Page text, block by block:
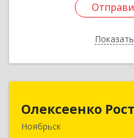
Олексеенко
Ноябрьск629804, Ямало-